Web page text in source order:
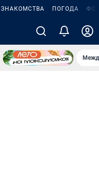
ЗНАКОМСТВА ПОГОДА